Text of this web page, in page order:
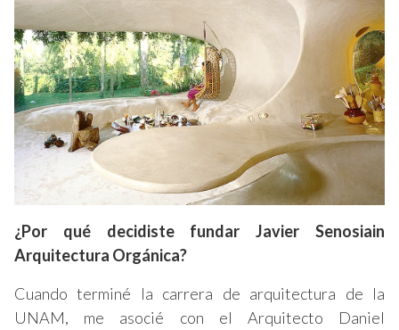
¿Por qué decidiste fundar Javier Senosiain
Arquitectura Orgánica?
Cuando terminé la carrera de arquitectura de la
UNAM, me asocié con el Arquitecto Daniel